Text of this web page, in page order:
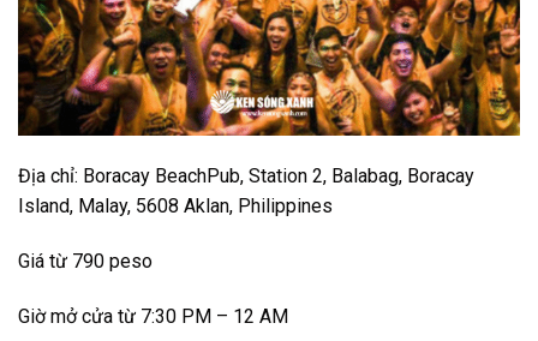
Địa chỉ: Boracay BeachPub, Station 2, Balabag, Boracay
Island, Malay, 5608 Aklan, Philippines
Giá từ 790 peso
Giờ mở cửa từ 7:30 PM – 12 AM